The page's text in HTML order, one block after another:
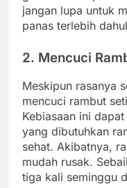
jangan lupa untuk
panas terlebih
2. Mencuci
Meskipun rasanya
mencuci rambut
Kebiasaan ini
yang dibutuhkan
sehat. Akibatnya,
mudah rusak.
tiga kali seminggu